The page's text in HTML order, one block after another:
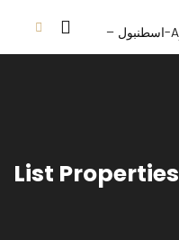
List Properties